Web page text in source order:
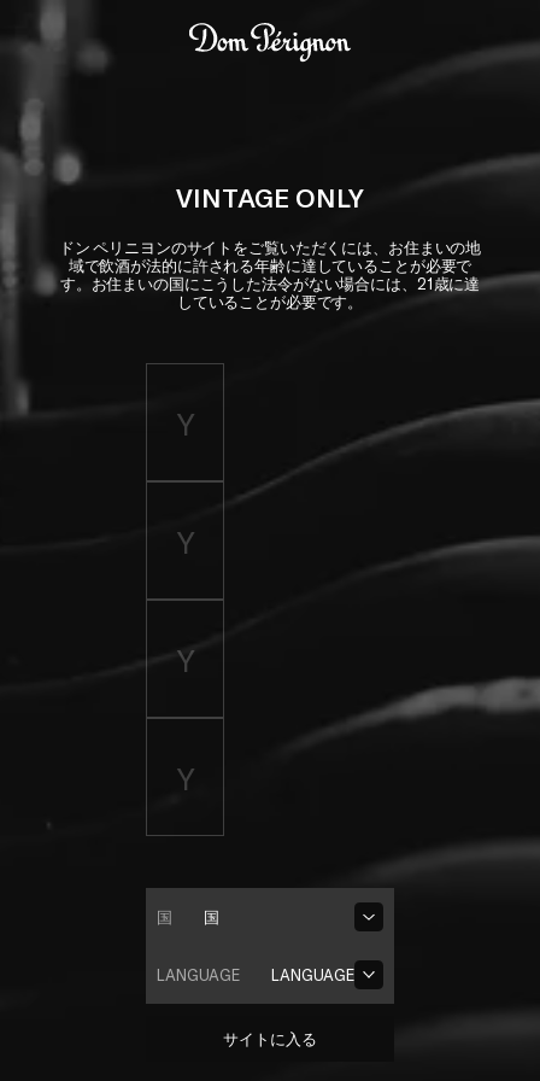
VINTAGE ONLY
ドン ペリニヨンのサイトをご覧いただくには、お住まいの地
域で飲酒が法的に許される年齢に達していることが必要で
す。お住まいの国にこうした法令がない場合には、21歳に達
していることが必要です。
国
国
LANGUAGE
LANGUAGE
サイトに入る